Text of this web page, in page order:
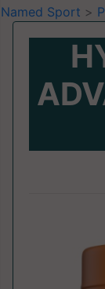
Named Sport >